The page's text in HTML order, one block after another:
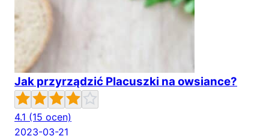
Jak przyrządzić Placuszki na owsiance?
4.1 (15 ocen)
2023-03-21